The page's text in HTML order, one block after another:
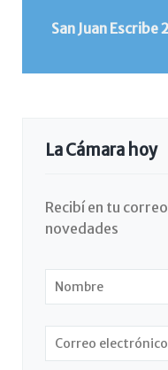
San Juan
La Cámara hoy
Recibí en tu
novedades